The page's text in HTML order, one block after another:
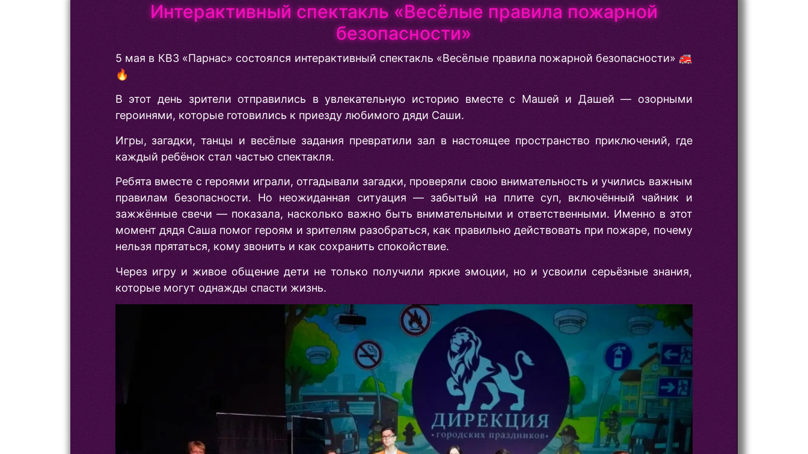
Интерактивный спектакль «Весёлые правила пожарной
безопасности»
5 мая в КВЗ «Парнас» состоялся интерактивный спектакль «Весёлые правила пожарной безопасности» 🚒
🔥
В этот день зрители отправились в увлекательную историю вместе с Машей и Дашей — озорными
героинями, которые готовились к приезду любимого дяди Саши.
Игры, загадки, танцы и весёлые задания превратили зал в настоящее пространство приключений, где
каждый ребёнок стал частью спектакля.
Ребята вместе с героями играли, отгадывали загадки, проверяли свою внимательность и учились важным
правилам безопасности. Но неожиданная ситуация — забытый на плите суп, включённый чайник и
зажжённые свечи — показала, насколько важно быть внимательными и ответственными. Именно в этот
момент дядя Саша помог героям и зрителям разобраться, как правильно действовать при пожаре, почему
нельзя прятаться, кому звонить и как сохранить спокойствие.
Через игру и живое общение дети не только получили яркие эмоции, но и усвоили серьёзные знания,
которые могут однажды спасти жизнь.